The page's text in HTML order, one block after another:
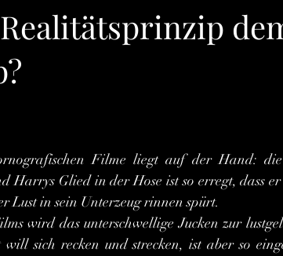
Harrys Glied in der Hose ist so erregt, dass
Lust in sein Unterzeug rinnen spürt.
sich recken und strecken, ist aber so